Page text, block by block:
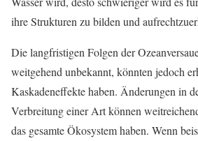
ihre Strukturen zu bilden und
Die langfristigen Folgen der
weitgehend unbekannt, könnten jedoch
Kaskadeneffekte haben. Änderungen in
Verbreitung einer Art können
das gesamte Ökosystem haben. Wenn